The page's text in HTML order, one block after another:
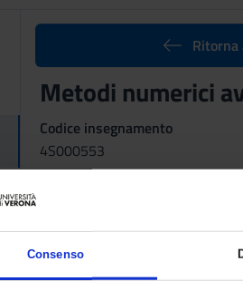
Consenso
Metodi numerici
Codice insegnamento
4S000553